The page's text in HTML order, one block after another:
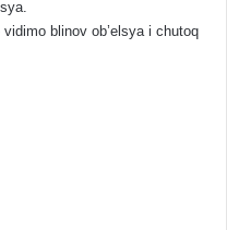
blinov ob’elsya i chutoq